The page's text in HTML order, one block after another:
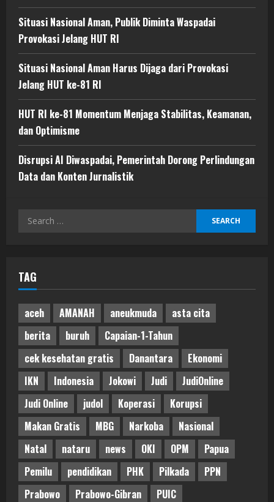
Situasi Nasional Aman, Publik Diminta Waspadai
Provokasi Jelang HUT RI
Situasi Nasional Aman Harus Dijaga dari Provokasi
Jelang HUT ke-81 RI
HUT RI ke-81 Momentum Menjaga Stabilitas, Keamanan,
dan Optimisme
Disrupsi AI Diwaspadai, Pemerintah Dorong Perlindungan
Data dan Konten Jurnalistik
Search
TAG
aceh AMANAH aneukmuda
asta cita
berita
buruh
Capaian-1-Tahun
cek kesehatan gratis
Danantara
Ekonomi
IKN
Indonesia Jokowi Judi
JudiOnline
Judi Online
judol Koperasi
Korupsi
Makan Gratis
MBG Narkoba
Nasional
Natal
nataru news OKI OPM
Papua
Pemilu
pendidikan PHK Pilkada
PPN
Prabowo
Prabowo-Gibran PUIC